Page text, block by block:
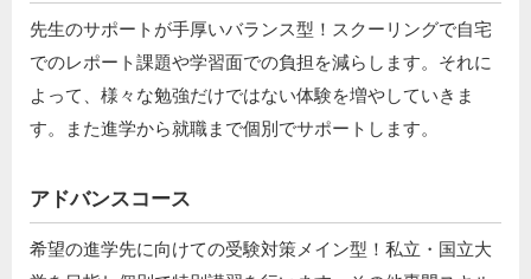
先生のサポートが手厚いバランス型！スクーリングで自宅
でのレポート課題や学習面での負担を減らします。それに
よって、様々な勉強だけではない体験を増やしていきま
す。また進学から就職まで個別でサポートします。
アドバンスコース
希望の進学先に向けての受験対策メイン型！私立・国立大